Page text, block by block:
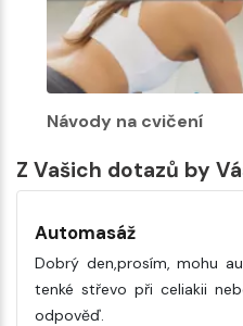
Návody na cvičení
Z Vašich dotazů by
Automasáž
Dobrý den,prosím, mohu
tenké střevo při celiakii
odpověď.